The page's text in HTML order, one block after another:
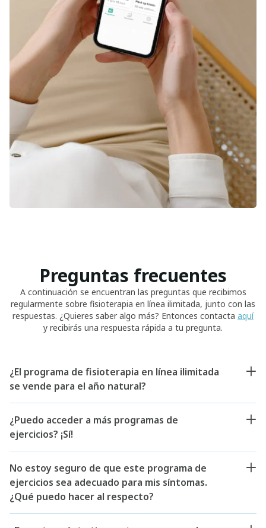
Preguntas frecuentes
A continuación se encuentran las preguntas que recibimos
regularmente sobre fisioterapia en línea ilimitada, junto con las
respuestas. ¿Quieres saber algo más? Entonces contacta aquí
y recibirás una respuesta rápida a tu pregunta.
¿El programa de fisioterapia en línea ilimitada
se vende para el año natural?
¿Puedo acceder a más programas de
ejercicios? ¡Sí!
No estoy seguro de que este programa de
ejercicios sea adecuado para mis síntomas.
¿Qué puedo hacer al respecto?